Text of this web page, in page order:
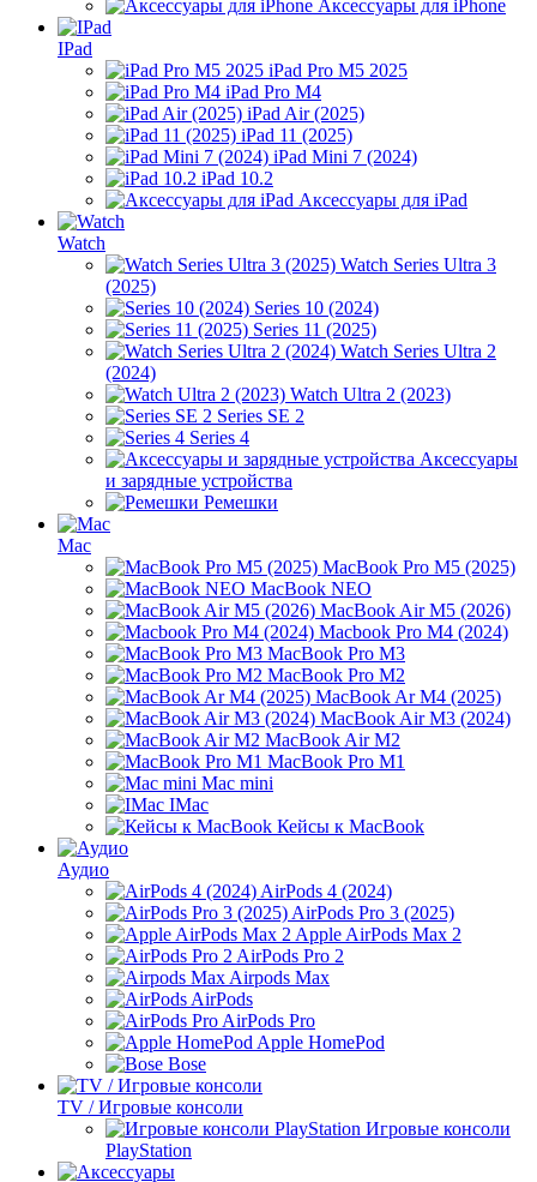
Аксессуары для iPhone
IPad
iPad Pro M5 2025
iPad Pro M4
iPad Air (2025)
iPad 11 (2025)
iPad Mini 7 (2024)
iPad 10.2
Аксессуары для iPad
Watch
Watch Series Ultra 3
(2025)
Series 10 (2024)
Series 11 (2025)
Watch Series Ultra 2
(2024)
Watch Ultra 2 (2023)
Series SE 2
Series 4
Аксессуары
и зарядные устройства
Ремешки
Mac
MacBook Pro M5 (2025)
MacBook NEO
MacBook Air M5 (2026)
Macbook Pro M4 (2024)
MacBook Pro M3
MacBook Pro M2
MacBook Ar M4 (2025)
MacBook Air M3 (2024)
MacBook Air M2
MacBook Pro M1
Mac mini
IMac
Кейсы к MacBook
Аудио
AirPods 4 (2024)
AirPods Pro 3 (2025)
Apple AirPods Max 2
AirPods Pro 2
Airpods Max
AirPods
AirPods Pro
Apple HomePod
Bose
TV / Игровые консоли
Игровые консоли
PlayStation